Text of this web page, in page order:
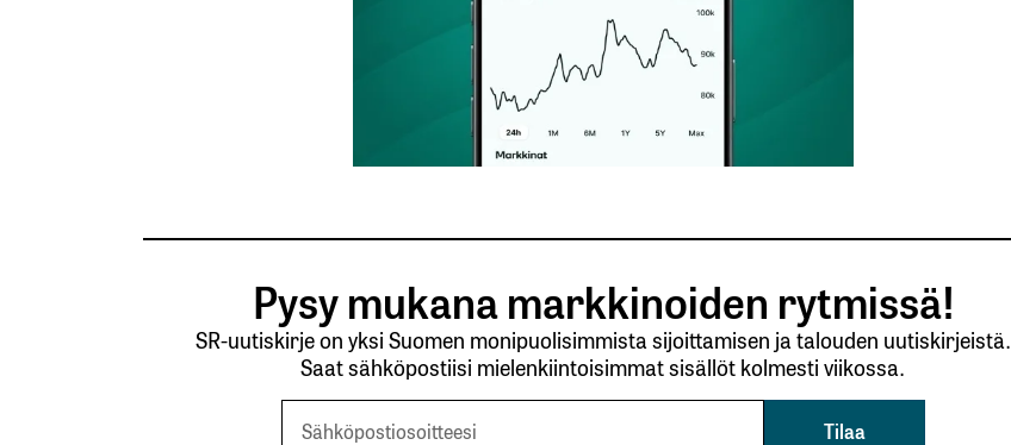
Pysy mukana markkinoiden rytmissä!
SR-uutiskirje on yksi Suomen monipuolisimmista sijoittamisen ja talouden uutiskirjeistä.
Saat sähköpostiisi mielenkiintoisimmat sisällöt kolmesti viikossa.